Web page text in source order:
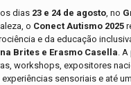
dias 23 e 24 de agosto, no
o Conect Autismo 2025
e da educação
Brites e Erasmo Casella .
workshops, expositores
sensoriais e até